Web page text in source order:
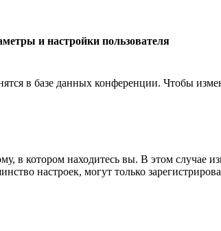
и настройки пользователя
в базе данных конференции. Чтобы
в котором находитесь вы. В этом случае
настроек, могут только